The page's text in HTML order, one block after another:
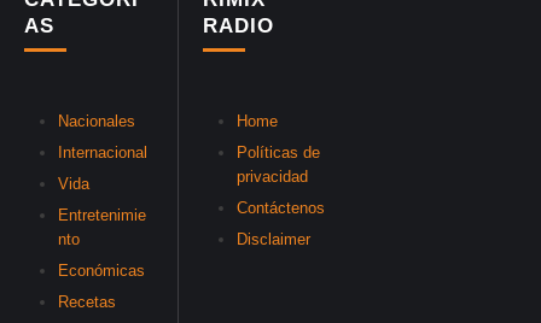
RADIO
Home
Políticas de
privacidad
Contáctenos
Disclaimer
AS
Nacionales
Internacional
Vida
Entretenimie
nto
Económicas
Recetas